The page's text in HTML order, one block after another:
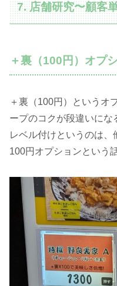
7. 店舗研究〜顧客
＋裏（100円）オプ
＋裏（100円）というオ
ープのコクが段違いに
レベル付けというのは、
100円オプションという